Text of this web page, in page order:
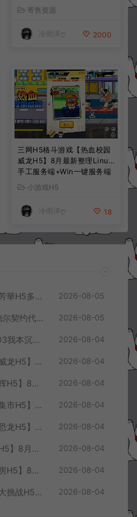
服务端+前后端全套源码+CD
K授权后台+安卓苹果双端
+详细搭建教程+视频教程
寄售资源
冷雨泽ღ 2000
三网H5格斗游戏【热血校园
威龙H5】8月最新整理Linux
手工服务端+Win一键服务端
+解压即玩+简易安卓客户端
+详细搭建教程
小游戏H5
冷雨泽ღ 18
三网H5宫斗养成游戏【盛世芳華H5多区跨服代金券内购优化版】8月最新整理Linux手工服务端+CDK授权后台+全资源安卓+详细搭建教程+视频教程 2026-08-05
AFK卡牌即时对战手游【加德尔契约代金券内购修复版】8月最新整理Linux手工服务端+前后端全套源码+CDK授权后台+安卓苹果双端+详细搭建教程+视频教程 2026-08-05
RED三端引擎传奇手游【2003我本沉默三职业】8月最新整理Win一键服务端+PC安卓+详细搭建教程 2026-08-04
三网H5格斗游戏【热血校园威龙H5】8月最新整理Linux手工服务端+Win一键服务端+解压即玩+简易安卓客户端+详细搭建教程 2026-08-04
三网H5射击游戏【战场小指挥H5】8月最新整理Linux手工服务端+Win一键服务端+解压即玩+简易安卓客户端+详细搭建教程 2026-08-04
三网H5模拟经营游戏【猴子集市H5】8月最新整理Linux手工服务端+Win一键服务端+解压即玩+简易安卓客户端+详细搭建教程 2026-08-04
三网H5休闲游戏【合成进化恐龙H5】8月最新整理Linux手工服务端+Win一键服务端+解压即玩+简易安卓客户端+详细搭建教程 2026-08-04
三网H5休闲游戏【脑力测试H5】8月最新整理Linux手工服务端+Win一键服务端+解压即玩+简易安卓客户端+详细搭建教程 2026-08-04
三网H5休闲游戏【机器人厨房H5】8月最新整理Linux手工服务端+Win一键服务端+解压即玩+简易安卓客户端+详细搭建教程 2026-08-04
三网H5休闲游戏【水果欢乐大挑战H5】8月最新整理Linux手工服务端+Win一键服务端+解压即玩+简易安卓客户端+详细搭建教程 2026-08-04